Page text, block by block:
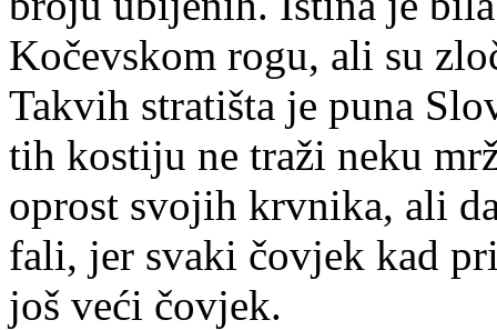
Kočevskom rogu, ali su
Takvih stratišta je puna
tih kostiju ne traži neku
oprost svojih krvnika, ali
fali, jer svaki čovjek kad
još veći čovjek.